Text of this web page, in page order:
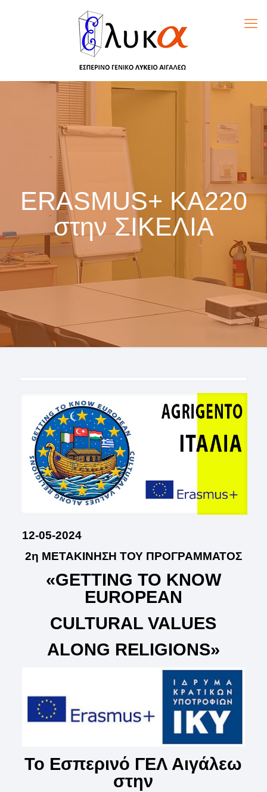
ERASMUS+ KA220
στην ΣΙΚΕΛΙΑ
12-05-2024
2η ΜΕΤΑΚΙΝΗΣΗ ΤΟΥ ΠΡΟΓΡΑΜΜΑΤΟΣ
«GETTING TO KNOW
EUROPEAN
CULTURAL VALUES
ALONG RELIGIONS»
Το Εσπερινό ΓΕΛ Αιγάλεω
στην